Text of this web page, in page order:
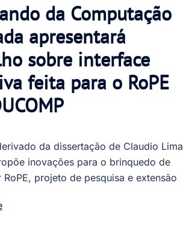
da Computação
apresentará
sobre interface
feita para o RoPE
da dissertação de Claudio Lima
inovações para o brinquedo de
RoPE, projeto de pesquisa e extensão